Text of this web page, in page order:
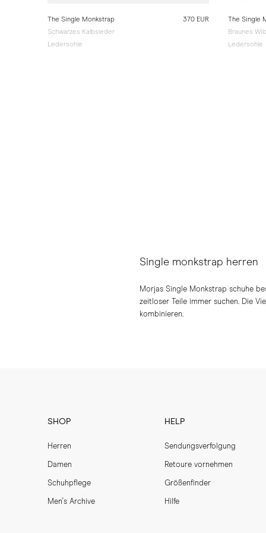
The Single Monkstrap
Schwarzes Kalbsleder
Ledersohle
370 EUR
The Single
Braunes
Ledersohle
Single monkstrap herren
Morjas Single Monkstrap schuhe
zeitloser Teile immer suchen. Die
kombinieren.
SHOP
Herren
Damen
Schuhpflege
Men's Archive
HELP
Sendungsverfolgung
Retoure vornehmen
Größenfinder
Hilfe